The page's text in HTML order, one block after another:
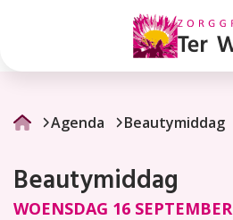
Beautymiddag
Agenda Beautymiddag
Beautymiddag
WOENSDAG 16 SEPTEMBER